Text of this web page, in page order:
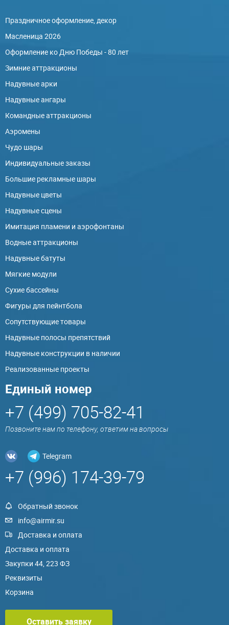
Праздничное оформление, декор
Масленица 2026
Оформление ко Дню Победы - 80 лет
Зимние аттракционы
Надувные арки
Надувные ангары
Командные аттракционы
Аэромены
Чудо шары
Индивидуальные заказы
Большие рекламные шары
Надувные цветы
Надувные сцены
Имитация пламени и аэрофонтаны
Водные аттракционы
Надувные батуты
Мягкие модули
Сухие бассейны
Фигуры для пейнтбола
Сопутствующие товары
Надувные полосы препятствий
Надувные конструкции в наличии
Реализованные проекты
Единый номер
+7 (499) 705-82-41
Позвоните нам по телефону, ответим на вопросы
Telegram
+7 (996) 174-39-79
Обратный звонок
info@airmir.su
Доставка и оплата
Доставка и оплата
Закупки 44, 223 ФЗ
Реквизиты
Корзина
Оставить заявку